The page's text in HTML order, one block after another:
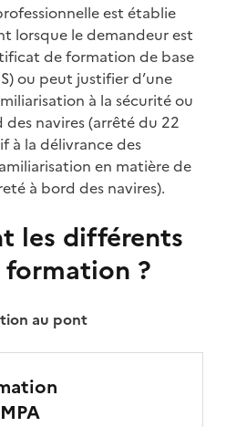
est établie
lorsque le demandeur est
de formation de base
ou peut justifier d’une
à la sécurité ou
des navires (arrêté du 22
à la délivrance des
en matière de
à bord des navires).
les différents
formation ?
au pont